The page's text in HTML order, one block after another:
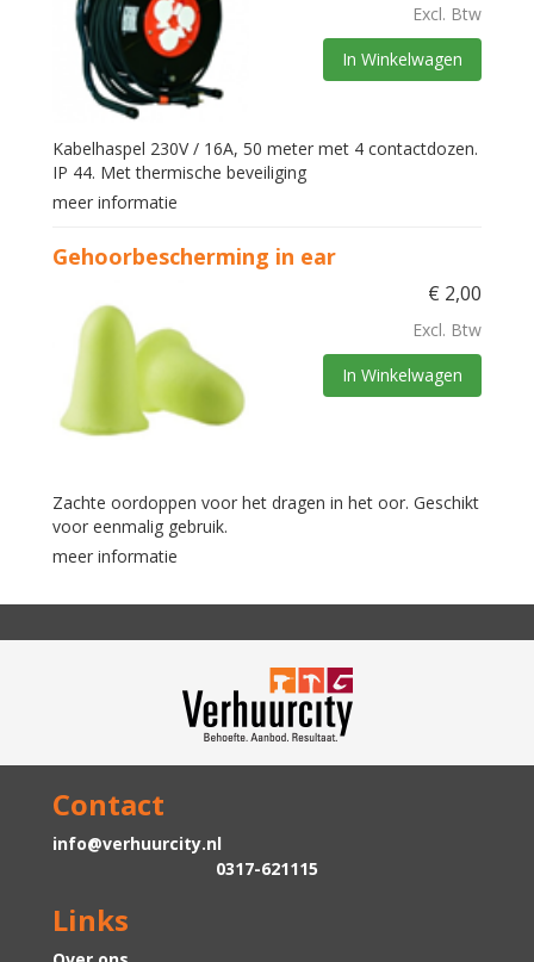
Excl. Btw
In Winkelwagen
Kabelhaspel 230V / 16A, 50 meter met 4 contactdozen.
IP 44. Met thermische beveiliging
meer informatie
Gehoorbescherming in ear
€ 2,00
Excl. Btw
In Winkelwagen
Zachte oordoppen voor het dragen in het oor. Geschikt
voor eenmalig gebruik.
meer informatie
Contact
info@verhuurcity.nl
0317-621115
Links